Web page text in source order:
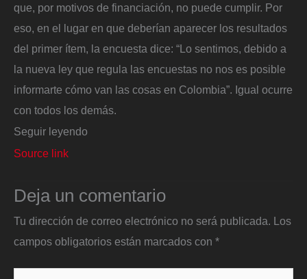
que, por motivos de financiación, no puede cumplir. Por
eso, en el lugar en que deberían aparecer los resultados
del primer ítem, la encuesta dice: “Lo sentimos, debido a
la nueva ley que regula las encuestas no nos es posible
informarte cómo van las cosas en Colombia”. Igual ocurre
con todos los demás.
Seguir leyendo
Source link
Deja un comentario
Tu dirección de correo electrónico no será publicada. Los
campos obligatorios están marcados con *